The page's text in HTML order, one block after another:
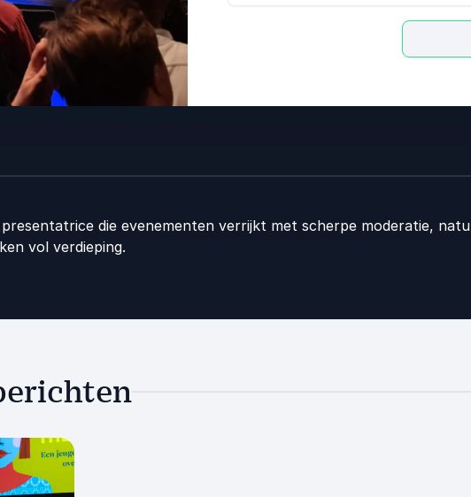
die evenementen verrijkt met scherpe moderatie,
vol verdieping.